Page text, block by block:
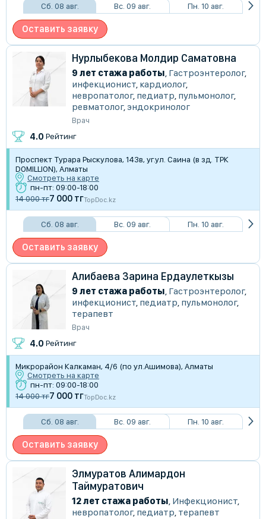
Сб. 08 авг. Вс. 09 авг. Пн. 10 авг.
Оставить заявку
Нурлыбекова Молдир Саматовна
9 лет стажа работы, Гастроэнтеролог,
инфекционист, кардиолог,
невропатолог, педиатр, пульмонолог,
ревматолог, эндокринолог
Врач
4.0 Рейтинг
Проспект Турара Рыскулова, 143в, уг.ул. Саина (в зд. ТРК
DOMILLION), Алматы
Смотреть на карте
пн-пт: 09:00-18:00
14 000 тг7 000 тгTopDoc.kz
Сб. 08 авг. Вс. 09 авг. Пн. 10 авг.
Оставить заявку
Алибаева Зарина Ердаулеткызы
9 лет стажа работы, Гастроэнтеролог,
инфекционист, педиатр, пульмонолог,
терапевт
Врач
4.0 Рейтинг
Микрорайон Калкаман, 4/6 (по ул.Ашимова), Алматы
Смотреть на карте
пн-пт: 09:00-18:00
14 000 тг7 000 тгTopDoc.kz
Сб. 08 авг. Вс. 09 авг. Пн. 10 авг.
Оставить заявку
Элмуратов Алимардон
Таймуратович
12 лет стажа работы, Инфекционист,
невропатолог, педиатр, терапевт